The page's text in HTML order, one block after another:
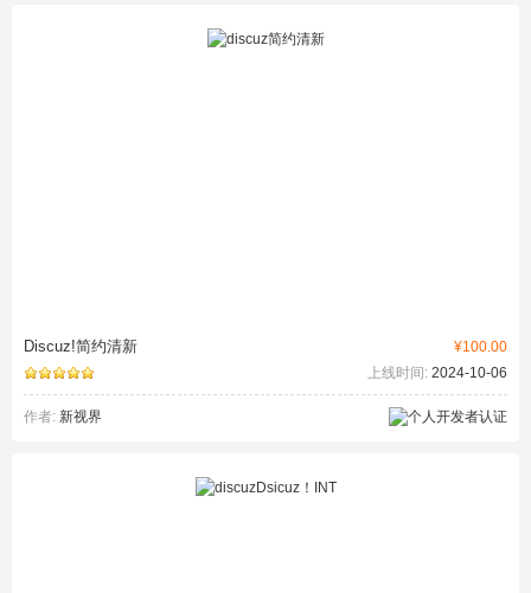
¥100.00
Discuz!简约清新
上线时间: 2024-10-06
作者: 新视界